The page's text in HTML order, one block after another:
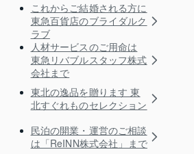
これからご結婚される方に
東急百貨店のブライダルク
ラブ
人材サービスのご用命は
東急リバブルスタッフ株式
会社まで
東北の逸品を贈ります 東
北すぐれものセレクション
民泊の開業・運営のご相談
は「ReINN株式会社」まで